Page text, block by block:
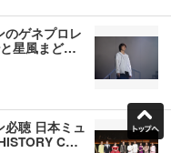
のゲネプロレ
星風まど…
聴 日本ミュ
C…